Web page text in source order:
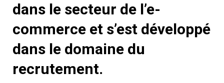
dans le secteur de l’e-
commerce et s’est développé
dans le domaine du
recrutement.